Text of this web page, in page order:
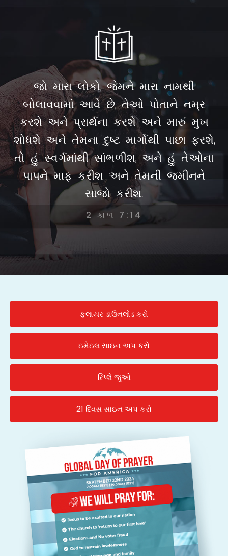
જો મારા લોકો, જેમને મારા નામથી
બોલાવવામાં આવે છે, તેઓ પોતાને નમ્ર
કરશે અને પ્રાર્થના કરશે અને મારું મુખ
શોધશે અને તેમના દુષ્ટ માર્ગોથી પાછા ફરશે,
તો હું સ્વર્ગમાંથી સાંભળીશ, અને હું તેઓના
પાપને માફ કરીશ અને તેમની જમીનને
સાજો કરીશ.
2 કાળ 7:14
ફ્લાયર ડાઉનલોડ કરો
ઇમેઇલ સાઇન અપ કરો
રિપ્લે જુઓ
21 દિવસ સાઇન અપ કરો